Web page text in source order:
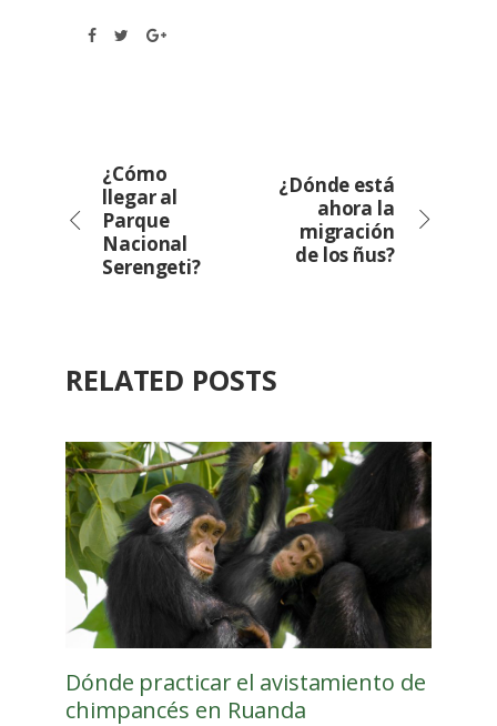
¿Cómo
llegar al
Parque
Nacional
Serengeti?
¿Dónde está
ahora la
migración
de los ñus?
RELATED POSTS
Dónde practicar el avistamiento de
chimpancés en Ruanda